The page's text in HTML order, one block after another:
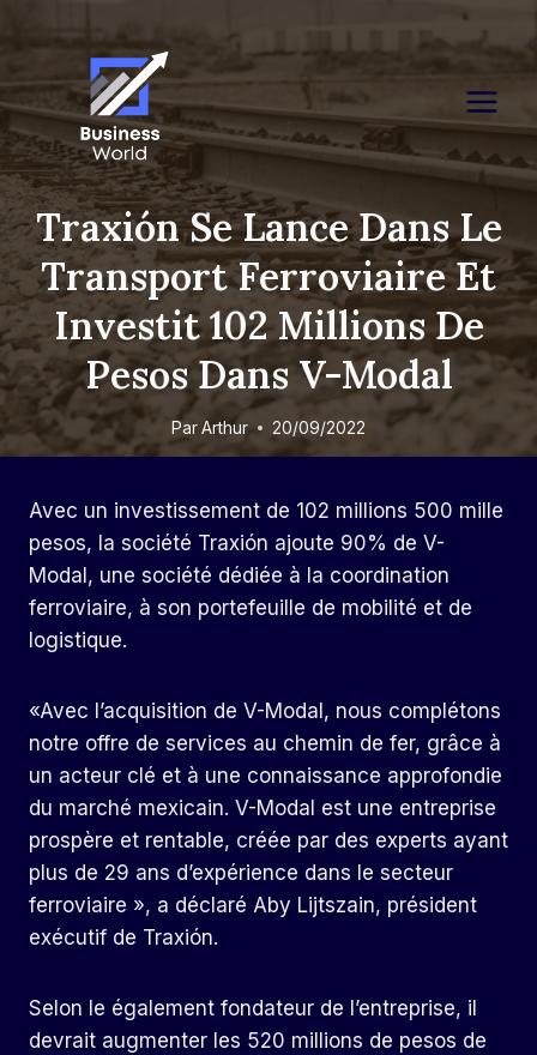
content
Traxión Se Lance Dans Le
Transport Ferroviaire Et
Investit 102 Millions De
Pesos Dans V-Modal
ParArthur 20/09/2022
Avec un investissement de 102 millions 500 mille
pesos, la société Traxión ajoute 90% de V-
Modal, une société dédiée à la coordination
ferroviaire, à son portefeuille de mobilité et de
logistique.
«Avec l’acquisition de V-Modal, nous complétons
notre offre de services au chemin de fer, grâce à
un acteur clé et à une connaissance approfondie
du marché mexicain. V-Modal est une entreprise
prospère et rentable, créée par des experts ayant
plus de 29 ans d’expérience dans le secteur
ferroviaire », a déclaré Aby Lijtszain, président
exécutif de Traxión.
Selon le également fondateur de l’entreprise, il
devrait augmenter les 520 millions de pesos de